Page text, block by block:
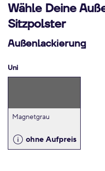
Wähle Deine
Sitzpolster
Außenlackierung
Uni
Magnetgrau
ohne Aufpreis